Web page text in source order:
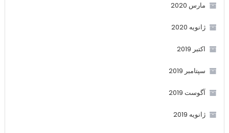
مارس 2020
ژانویه 2020
اکتبر 2019
سپتامبر 2019
آگوست 2019
ژانویه 2019